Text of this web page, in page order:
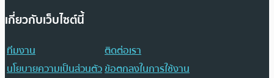
เกี่ยวกับเว็บไซต์นี้
ทีมงาน
ติดต่อเรา
นโยบายความเป็นส่วนตัวข้อตกลงในการใช้งาน